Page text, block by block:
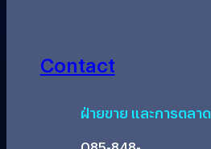
Contact
ฝ่ายขาย และการตลาด